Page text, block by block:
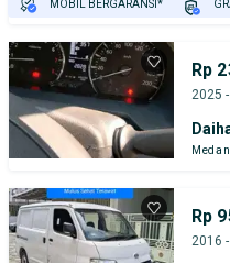
MOBIL BERGARANSI*
Rp
2025
Rp
2016